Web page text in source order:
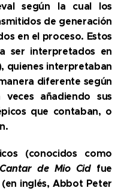
según la cual los
de generación
en el proceso. Estos
ser interpretados en
quienes interpretaban
diferente según
añadiendo sus
que contaban, o
(conocidos como
de Mio Cidfue
inglés, Abbot Peter